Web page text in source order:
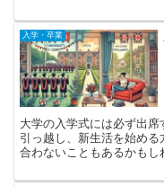
入学・卒業
大学の入学式には必ず出
引っ越し、新生活を始め
合わないこともあるかもし